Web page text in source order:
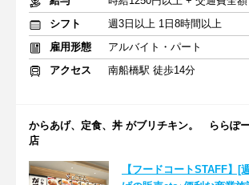
シフト
週3日以上 1日8時間以上
雇用形態
アルバイト・パート
アクセス
南船橋駅 徒歩14分
からあげ、定食、丼 がブリチキン。 ららぽ
店
【フードコートSTAFF】[